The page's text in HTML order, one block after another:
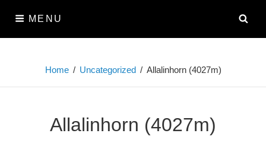
content
MENU
Home / Uncategorized / Allalinhorn (4027m)
Allalinhorn (4027m)